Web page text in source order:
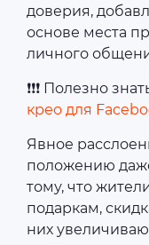
доверия,
основе места
личного
❗❗❗ Полезно
крео для
Явное
положению
тому, что
подаркам,
них